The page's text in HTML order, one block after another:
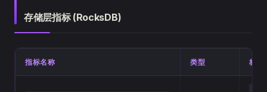
存储层指标 (RocksDB)
指标名称 类型 标签